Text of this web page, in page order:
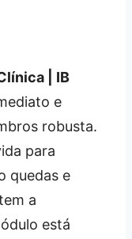
| IB
e
robusta.
para
quedas e
a
está